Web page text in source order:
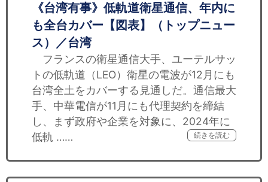
《台湾有事》低軌道衛星通信、年内に
も全台カバー【図表】（トップニュー
ス）／台湾
フランスの衛星通信大手、ユーテルサッ
トの低軌道（LEO）衛星の電波が12月にも
台湾全土をカバーする見通しだ。通信最大
手、中華電信が11月にも代理契約を締結
し、まず政府や企業を対象に、2024年に
低軌 ……
続きを読む